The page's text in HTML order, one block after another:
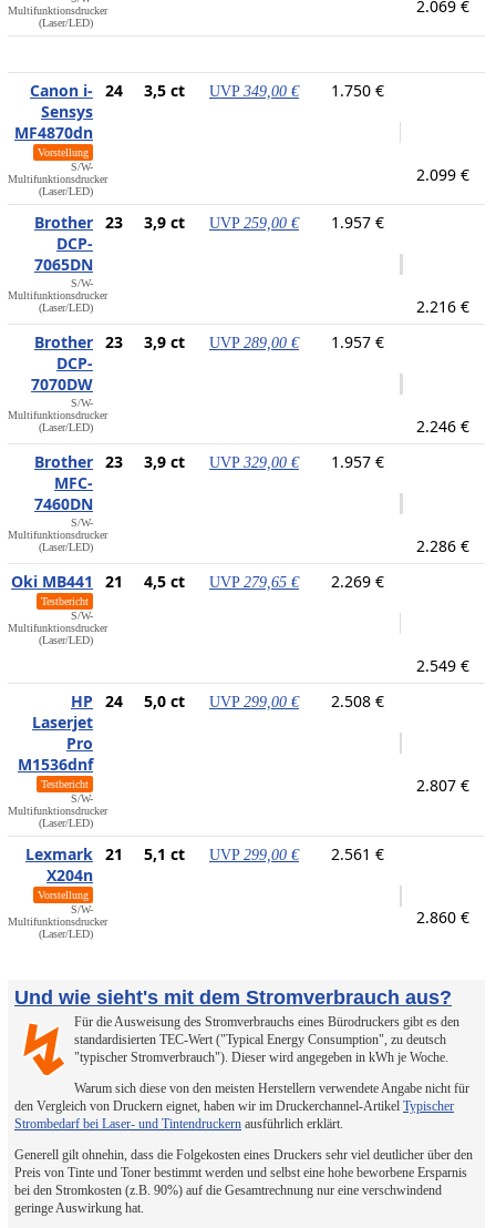
Multifunktionsdrucker
(Laser/LED)
2.069 €
Canon i-
Sensys
MF4870dn
Vorstellung
S/W-
Multifunktionsdrucker
(Laser/LED)
24 3,5 ct UVP 349,00 € 1.750 €
2.099 €
Brother
DCP-
7065DN
S/W-
Multifunktionsdrucker
(Laser/LED)
23 3,9 ct UVP 259,00 € 1.957 €
2.216 €
Brother
DCP-
7070DW
S/W-
Multifunktionsdrucker
(Laser/LED)
23 3,9 ct UVP 289,00 € 1.957 €
2.246 €
Brother
MFC-
7460DN
S/W-
Multifunktionsdrucker
(Laser/LED)
23 3,9 ct UVP 329,00 € 1.957 €
2.286 €
Oki MB441
Testbericht
S/W-
Multifunktionsdrucker
(Laser/LED)
21 4,5 ct UVP 279,65 € 2.269 €
2.549 €
HP
Laserjet
Pro
M1536dnf
Testbericht
S/W-
Multifunktionsdrucker
(Laser/LED)
24 5,0 ct UVP 299,00 € 2.508 €
2.807 €
Lexmark
X204n
Vorstellung
S/W-
Multifunktionsdrucker
(Laser/LED)
21 5,1 ct UVP 299,00 € 2.561 €
2.860 €
Und wie sieht's mit dem Stromverbrauch aus?
↯
Für die Ausweisung des Stromverbrauchs eines Bürodruckers gibt es den
standardisierten TEC-Wert ("Typical Energy Consumption", zu deutsch
"typischer Stromverbrauch"). Dieser wird angegeben in kWh je Woche.
Warum sich diese von den meisten Herstellern verwendete Angabe nicht für
den Vergleich von Druckern eignet, haben wir im Druckerchannel-Artikel Typischer
Strombedarf bei Laser- und Tintendruckern ausführlich erklärt.
Generell gilt ohnehin, dass die Folgekosten eines Druckers sehr viel deutlicher über den
Preis von Tinte und Toner bestimmt werden und selbst eine hohe beworbene Ersparnis
bei den Stromkosten (z.B. 90%) auf die Gesamtrechnung nur eine verschwindend
geringe Auswirkung hat.